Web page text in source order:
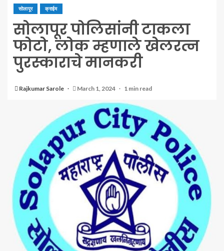
सोलापूर क्राईम
सोलापूर पोलिसांनी टाकला
फोटो, लोक म्हणाले खेलरत्न
पुरस्काराचे मानकरी
Rajkumar Sarole March 1, 2024 1 min read